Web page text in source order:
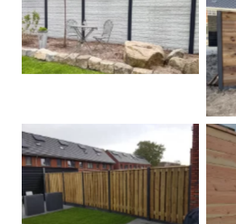
Betonschutting
Betonpalen schutting